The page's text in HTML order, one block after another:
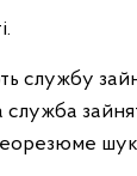
службу